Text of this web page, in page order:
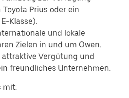
Toyota Prius oder ein
Klasse).
und lokale
Zielen in und um Owen.
attraktive Vergütung und
freundliches Unternehmen.
mit: